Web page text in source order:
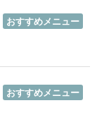
おすすめメニュー
おすすめメニュー